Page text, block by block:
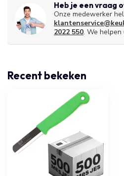
Heb je een vraag
Onze medewerker
2022 550. We helpen
Recent bekeken